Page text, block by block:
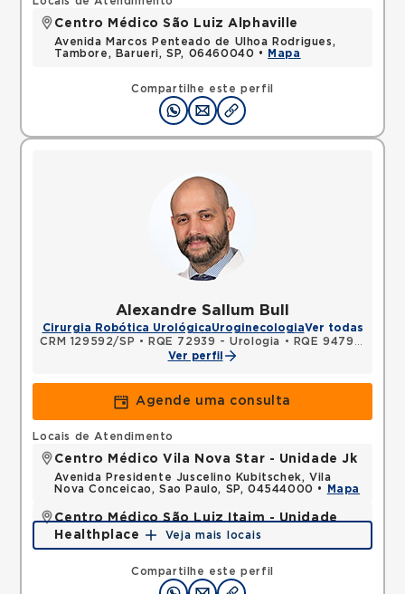
Compartilhe este perfil
Centro Médico São Luiz Alphaville
Avenida Marcos Penteado de Ulhoa Rodrigues,
Tambore, Barueri, SP, 06460040 •
Mapa
Alexandre Sallum Bull
Cirurgia Robótica UrológicaUroginecologiaVer todas
CRM 129592/SP • RQE 72939 - Urologia •
RQE 94799 - Cirurgia geral
Ver perfil
Agende uma consulta
Compartilhe este perfil
Locais de Atendimento
Centro Médico Vila Nova Star - Unidade Jk
Avenida Presidente Juscelino Kubitschek, Vila
Nova Conceicao, Sao Paulo, SP, 04544000 •
Mapa
Centro Médico São Luiz Itaim - Unidade
Healthplace
Rua Doutor Alceu de Campos Rodrigues, Vila Nova
Conceicao, Sao Paulo, SP, 04544000 •
Veja mais locais